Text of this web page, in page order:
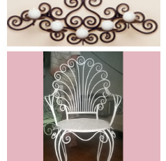
Cửa cổng sắt mỹ thuật 19
Cửa cống sắt đẹp cho mọi không
gian nhà riêng, biệt thự, nhà sân...